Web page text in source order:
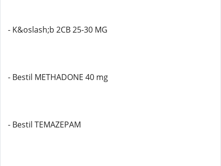
- K&oslash;b 2CB 25-30 MG
- Bestil METHADONE 40 mg
- Bestil TEMAZEPAM